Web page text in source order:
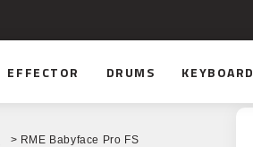
EFFECTOR DRUMS KEYBOARD
> RME Babyface Pro FS